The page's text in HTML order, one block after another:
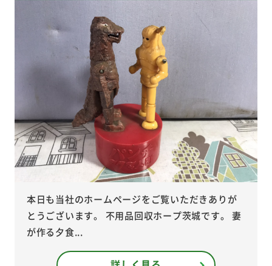
本日も当社のホームページをご覧いただきありが
とうございます。 不用品回収ホープ茨城です。 妻
が作る夕食...